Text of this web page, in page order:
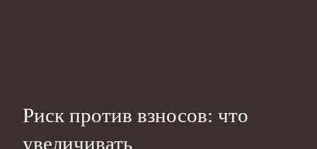
Риск против взносов: что
увеличивать